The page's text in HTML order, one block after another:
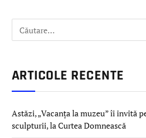
ARTICOLE RECENTE
Astăzi, „Vacanța la muzeu” îi invită
sculpturii, la Curtea Domnească